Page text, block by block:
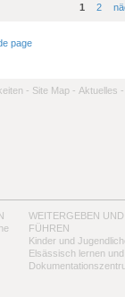
1 2
page
- Site Map - Aktuelles -
WEITERGEBEN UND
FÜHREN
Kinder und
Elsässisch lernen